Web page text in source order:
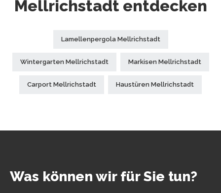
Mellrichstadt entdecken
Lamellenpergola Mellrichstadt
Wintergarten Mellrichstadt Markisen Mellrichstadt
Carport Mellrichstadt Haustüren Mellrichstadt
Was können wir für Sie tun?